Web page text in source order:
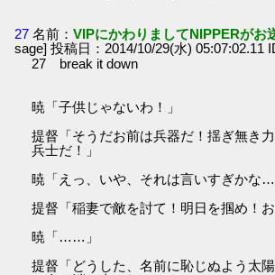
27 名前：VIPにかわりましてNIPPERがお
sage] 投稿日：2014/10/29(水) 05:07:02.11
27 break it down
暁「子供じゃないわ！」
提督「そうだお前は兵器だ！揺ぎ無き
兵士だ！」
暁「えっ、いや、それは言いすぎかな…
提督「稲妻で敵を討て！明日を掴め！お
暁「……」
提督「どうした、名前に恥じぬよう太